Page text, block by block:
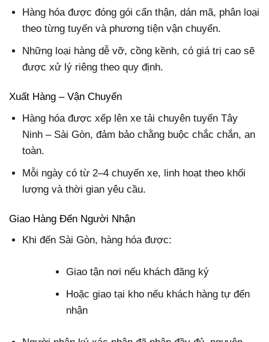
Hàng hóa được đóng gói cẩn thận, dán mã, phân loại
theo từng tuyến và phương tiện vận chuyển.
Những loại hàng dễ vỡ, cồng kềnh, có giá trị cao sẽ
được xử lý riêng theo quy định.
Xuất Hàng – Vận Chuyển
Hàng hóa được xếp lên xe tải chuyên tuyến Tây
Ninh – Sài Gòn, đảm bảo chằng buộc chắc chắn, an
toàn.
Mỗi ngày có từ 2–4 chuyến xe, linh hoạt theo khối
lượng và thời gian yêu cầu.
Giao Hàng Đến Người Nhận
Khi đến Sài Gòn, hàng hóa được:
Giao tận nơi nếu khách đăng ký
Hoặc giao tại kho nếu khách hàng tự đến
nhận